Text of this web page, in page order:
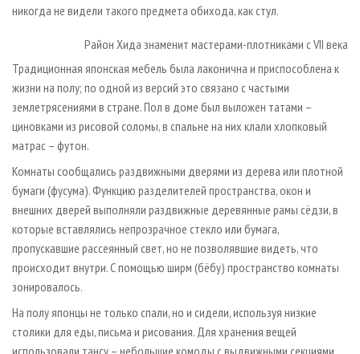
никогда не видели такого предмета обихода, как стул.
Район Хида знаменит мастерами-плотниками с VII века
Традиционная японская мебель была лаконична и приспособлена к
жизни на полу; по одной из версий это связано с частыми
землетрясениями в стране. Пол в доме был выложен татами –
циновками из рисовой соломы, в спальне на них клали хлопковый
матрас – футон.
Комнаты сообщались раздвижными дверями из дерева или плотной
бумаги (фусума). Функцию разделителей пространства, окон и
внешних дверей выполняли раздвижные деревянные рамы сёдзи, в
которые вставлялись непрозрачное стекло или бумага,
пропускавшие рассеянный свет, но не позволявшие видеть, что
происходит внутри. С помощью ширм (бёбу) пространство комнаты
зонировалось.
На полу японцы не только спали, но и сидели, используя низкие
столики для еды, письма и рисования. Для хранения вещей
использовали тансу – небольшие комоды с выдвижными секциями,